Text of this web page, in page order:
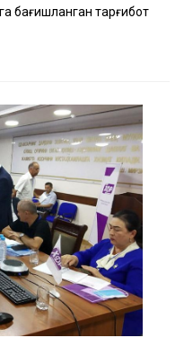
бағишланган тарғибот